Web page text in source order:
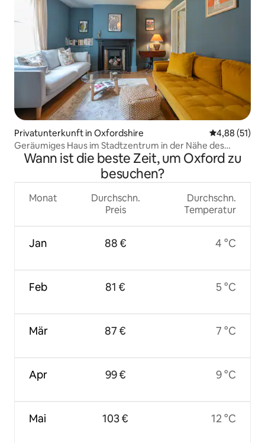
Privatunterkunft in Oxfordshire
4,88 (51)
Geräumiges Haus im Stadtzentrum in der Nähe des
Bahnhofs
Wann ist die beste Zeit, um Oxford zu
besuchen?
Monat
Jan
Feb
Mär
Apr
Mai
Durchschn.
Preis
88 €
81 €
87 €
99 €
103 €
Durchschn.
Temperatur
4 °C
5 °C
7 °C
9 °C
12 °C